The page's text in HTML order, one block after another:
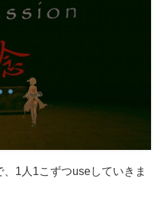
1人1こずつuseしていきま